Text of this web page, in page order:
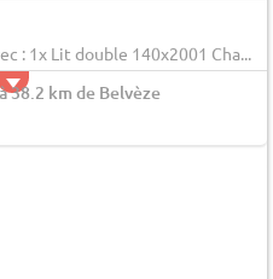
: 1x Lit double 140x2001 Cha...
38.2 km de Belvèze